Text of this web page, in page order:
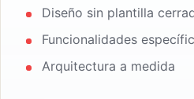
Diseño sin plantilla
Funcionalidades
Arquitectura a medida